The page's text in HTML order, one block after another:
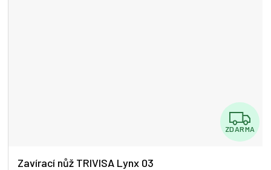
Z
D
ZDARMA
Zavírací nůž TRIVISA Lynx 03